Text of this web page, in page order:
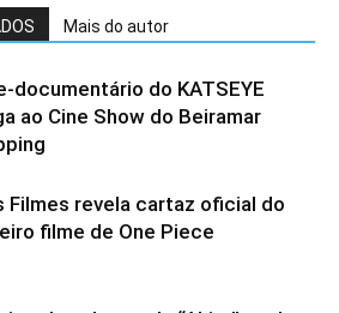
Mais do autor
documentário do KATSEYE
ao Cine Show do Beiramar
Filmes revela cartaz oficial do
filme de One Piece